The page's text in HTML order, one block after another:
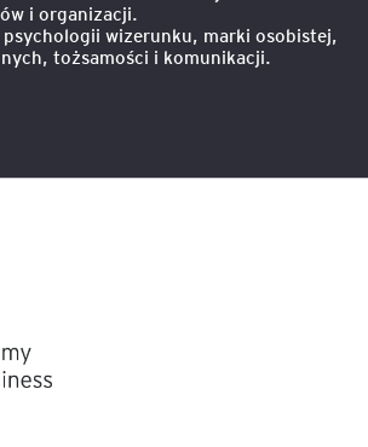
i organizacji.
psychologii wizerunku, marki osobistej,
tożsamości i komunikacji.